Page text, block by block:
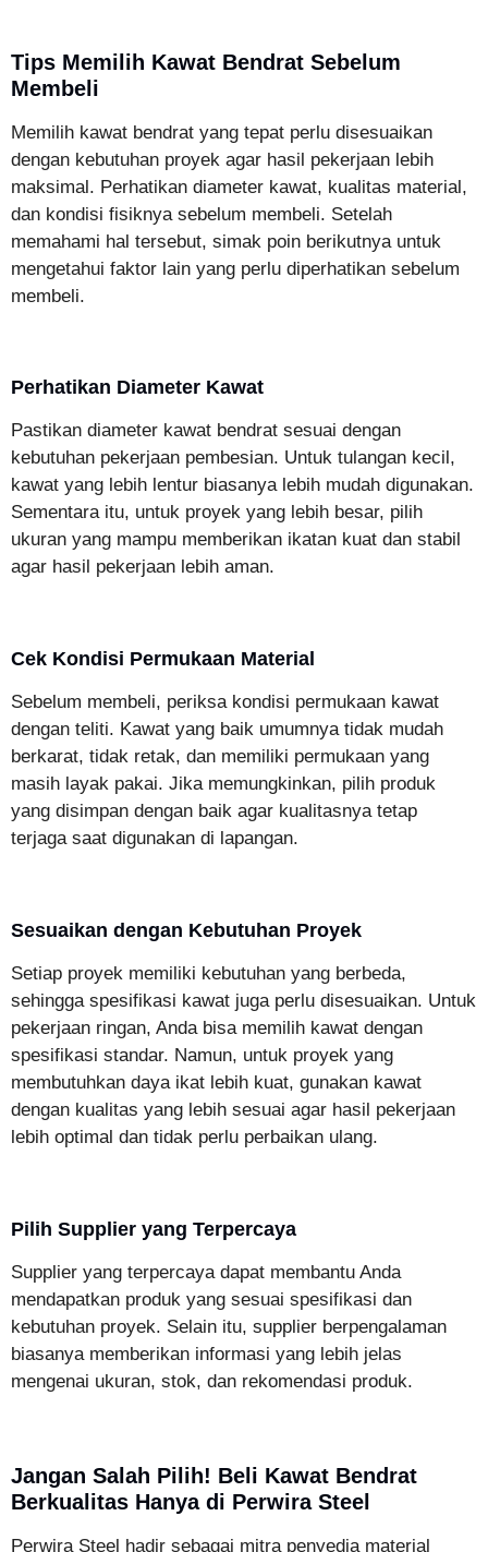
Tips Memilih Kawat Bendrat Sebelum
Membeli
Memilih kawat bendrat yang tepat perlu disesuaikan
dengan kebutuhan proyek agar hasil pekerjaan lebih
maksimal. Perhatikan diameter kawat, kualitas material,
dan kondisi fisiknya sebelum membeli. Setelah
memahami hal tersebut, simak poin berikutnya untuk
mengetahui faktor lain yang perlu diperhatikan sebelum
membeli.
Perhatikan Diameter Kawat
Pastikan diameter kawat bendrat sesuai dengan
kebutuhan pekerjaan pembesian. Untuk tulangan kecil,
kawat yang lebih lentur biasanya lebih mudah digunakan.
Sementara itu, untuk proyek yang lebih besar, pilih
ukuran yang mampu memberikan ikatan kuat dan stabil
agar hasil pekerjaan lebih aman.
Cek Kondisi Permukaan Material
Sebelum membeli, periksa kondisi permukaan kawat
dengan teliti. Kawat yang baik umumnya tidak mudah
berkarat, tidak retak, dan memiliki permukaan yang
masih layak pakai. Jika memungkinkan, pilih produk
yang disimpan dengan baik agar kualitasnya tetap
terjaga saat digunakan di lapangan.
Sesuaikan dengan Kebutuhan Proyek
Setiap proyek memiliki kebutuhan yang berbeda,
sehingga spesifikasi kawat juga perlu disesuaikan. Untuk
pekerjaan ringan, Anda bisa memilih kawat dengan
spesifikasi standar. Namun, untuk proyek yang
membutuhkan daya ikat lebih kuat, gunakan kawat
dengan kualitas yang lebih sesuai agar hasil pekerjaan
lebih optimal dan tidak perlu perbaikan ulang.
Pilih Supplier yang Terpercaya
Supplier yang terpercaya dapat membantu Anda
mendapatkan produk yang sesuai spesifikasi dan
kebutuhan proyek. Selain itu, supplier berpengalaman
biasanya memberikan informasi yang lebih jelas
mengenai ukuran, stok, dan rekomendasi produk.
Jangan Salah Pilih! Beli Kawat Bendrat
Berkualitas Hanya di Perwira Steel
Perwira Steel hadir sebagai mitra penyedia material